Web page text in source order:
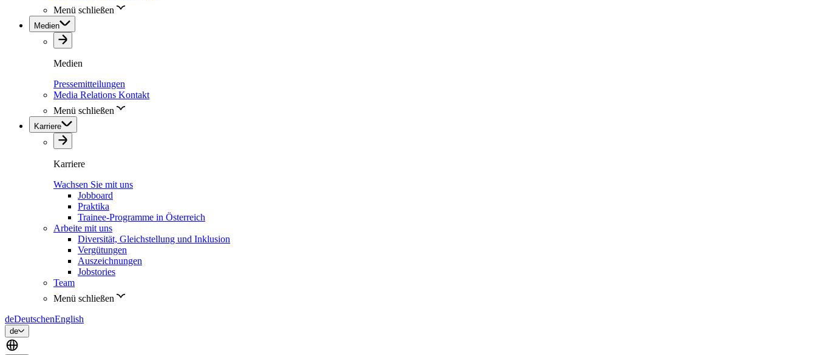
Menü schließen
Medien
Medien
Pressemitteilungen
Media Relations Kontakt
Menü schließen
Karriere
Karriere
Wachsen Sie mit uns
Jobboard
Praktika
Trainee-Programme in Österreich
Arbeite mit uns
Diversität, Gleichstellung und Inklusion
Vergütungen
Auszeichnungen
Jobstories
Team
Menü schließen
deDeutschenEnglish
de